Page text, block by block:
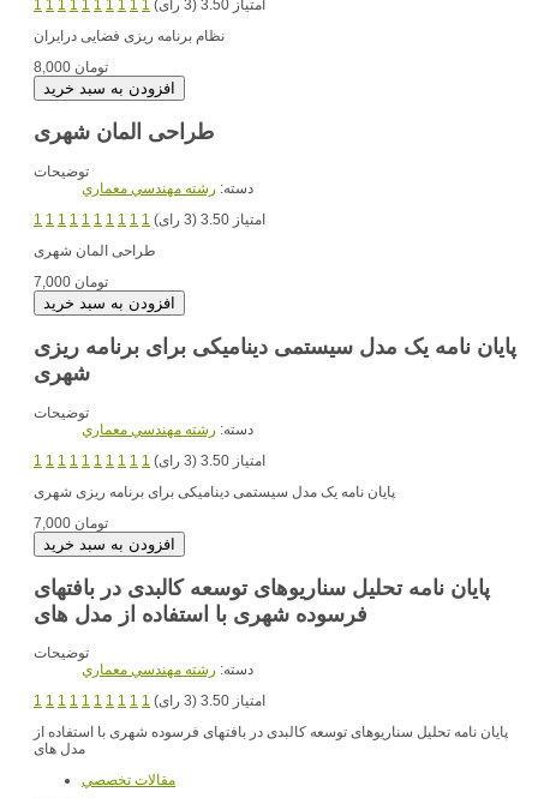
1 1 1 1 1 1 1 1 1 1
امتیاز 3.50 (3 رای)
نظام برنامه ریزی فضایی درایران
8,000 تومان
طراحی المان شهری
توضیحات
دسته: رشته مهندسي معماري
1 1 1 1 1 1 1 1 1 1
امتیاز 3.50 (3 رای)
طراحی المان شهری
7,000 تومان
پایان نامه یک مدل سیستمی دینامیکی برای برنامه ریزی
شهری
توضیحات
دسته: رشته مهندسي معماري
1 1 1 1 1 1 1 1 1 1
امتیاز 3.50 (3 رای)
پایان نامه یک مدل سیستمی دینامیکی برای برنامه ریزی شهری
7,000 تومان
پایان نامه تحلیل سناریوهای توسعه کالبدی در بافتهای
فرسوده شهری با استفاده از مدل های
توضیحات
دسته: رشته مهندسي معماري
1 1 1 1 1 1 1 1 1 1
امتیاز 3.50 (3 رای)
پایان نامه تحلیل سناریوهای توسعه کالبدی در بافتهای فرسوده شهری با استفاده از
مدل های
مقالات تخصصي